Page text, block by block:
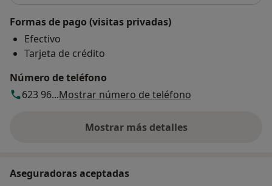
Formas de pago (visitas privadas)
Efectivo
Tarjeta de crédito
Número de teléfono
623 96...Mostrar número de teléfono
Mostrar más detalles
sobre la dirección
Aseguradoras aceptadas